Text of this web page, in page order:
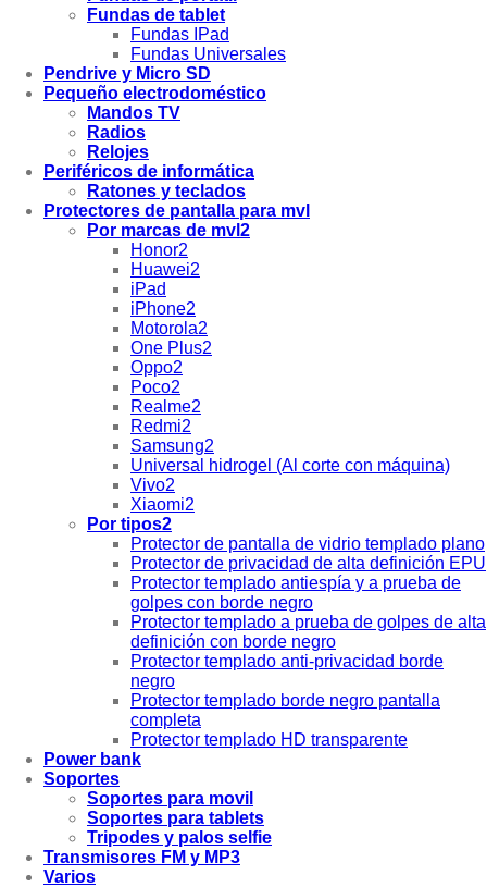
Fundas de tablet
Fundas IPad
Fundas Universales
Pendrive y Micro SD
Pequeño electrodoméstico
Mandos TV
Radios
Relojes
Periféricos de informática
Ratones y teclados
Protectores de pantalla para mvl
Por marcas de mvl2
Honor2
Huawei2
iPad
iPhone2
Motorola2
One Plus2
Oppo2
Poco2
Realme2
Redmi2
Samsung2
Universal hidrogel (Al corte con máquina)
Vivo2
Xiaomi2
Por tipos2
Protector de pantalla de vidrio templado plano
Protector de privacidad de alta definición EPU
Protector templado antiespía y a prueba de
golpes con borde negro
Protector templado a prueba de golpes de alta
definición con borde negro
Protector templado anti-privacidad borde
negro
Protector templado borde negro pantalla
completa
Protector templado HD transparente
Power bank
Soportes
Soportes para movil
Soportes para tablets
Tripodes y palos selfie
Transmisores FM y MP3
Varios